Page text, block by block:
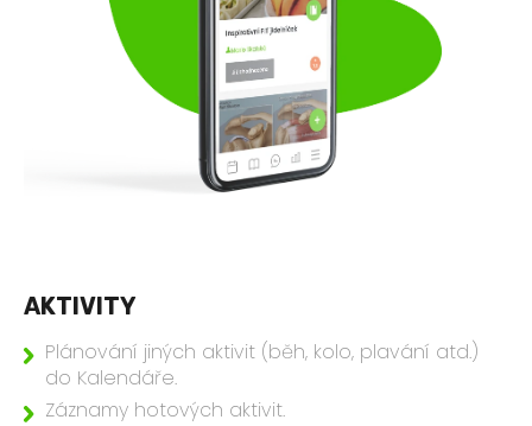
AKTIVITY
Plánování jiných aktivit (běh, kolo, plavání atd.)
do Kalendáře.
Záznamy hotových aktivit.